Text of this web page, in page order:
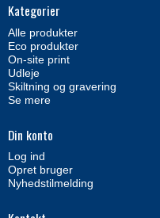
Kategorier
Alle produkter
Eco produkter
On-site print
Udleje
Skiltning og gravering
Se mere
Din konto
Log ind
Opret bruger
Nyhedstilmelding